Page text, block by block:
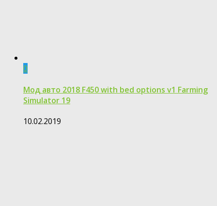
0
Мод авто 2018 F450 with bed options v1 Farming
Simulator 19
10.02.2019